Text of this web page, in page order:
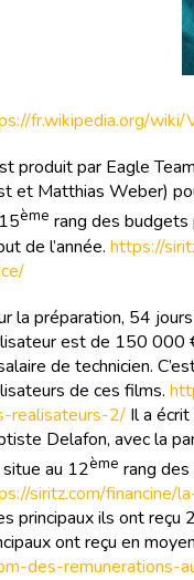
fr.wikipedia.org/wiki/
produit par Eagle
et Matthias Weber)
ème rang des
de l’année. https://
la préparation, 54
est de 150 000
de technicien.
de ces films.
realisateurs-2/ Il a
Delafon, avec la
au 12ème rang
siritz.com/financine/
principaux ils ont
ont reçu en
des-remunerations-